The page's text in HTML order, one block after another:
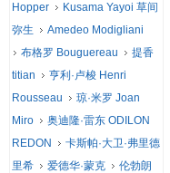
Hopper
Kusama Yayoi 草间
弥生
Amedeo Modigliani
布格罗 Bouguereau
提香
titian
亨利·卢梭 Henri
Rousseau
琼·米罗 Joan
Miro
奥迪隆·雷东 ODILON
REDON
卡斯帕·大卫·弗里德
里希
爱德华·蒙克
伦勃朗